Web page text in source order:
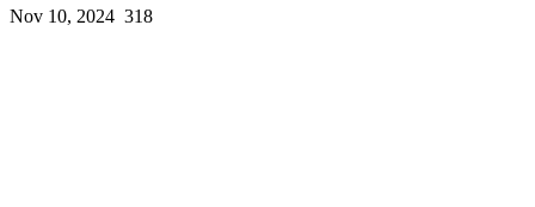
Nov 10, 2024 318